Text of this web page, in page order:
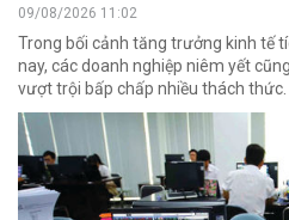
09/08/2026 11:02
Trong bối cảnh tăng trưởng kinh tế
nay, các doanh nghiệp niêm yết
vượt trội bấp chấp nhiều thách thức.